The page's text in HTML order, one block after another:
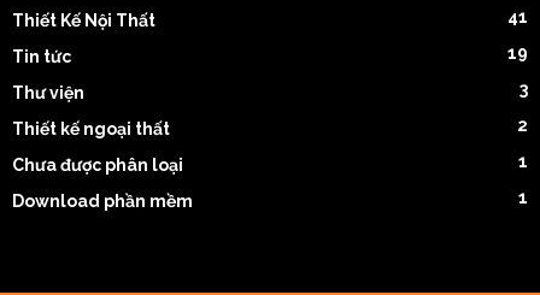
Thiết Kế Nội Thất 41
Tin tức 19
Thư viện 3
Thiết kế ngoại thất 2
Chưa được phân loại 1
Download phần mềm 1